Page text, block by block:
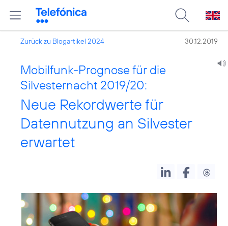
Zurück zu Blogartikel 2024 30.12.2019
Mobilfunk-Prognose für die
Silvesternacht 2019/20:
Neue Rekordwerte für
Datennutzung an Silvester
erwartet